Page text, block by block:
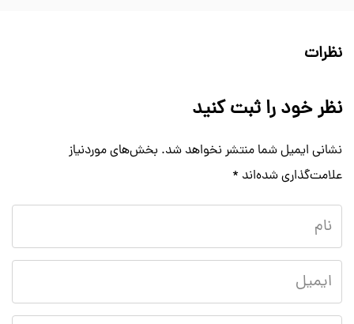
نظرات
نظر خود را ثبت کنید
نشانی ایمیل شما منتشر نخواهد شد. بخش‌های موردنیاز
علامت‌گذاری شده‌اند *